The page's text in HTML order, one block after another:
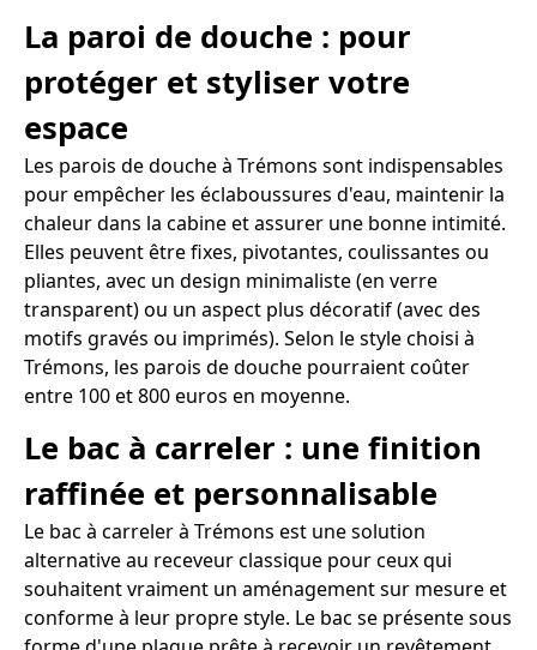
La paroi de douche : pour
protéger et styliser votre
espace
Les parois de douche à Trémons sont indispensables
pour empêcher les éclaboussures d'eau, maintenir la
chaleur dans la cabine et assurer une bonne intimité.
Elles peuvent être fixes, pivotantes, coulissantes ou
pliantes, avec un design minimaliste (en verre
transparent) ou un aspect plus décoratif (avec des
motifs gravés ou imprimés). Selon le style choisi à
Trémons, les parois de douche pourraient coûter
entre 100 et 800 euros en moyenne.
Le bac à carreler : une finition
raffinée et personnalisable
Le bac à carreler à Trémons est une solution
alternative au receveur classique pour ceux qui
souhaitent vraiment un aménagement sur mesure et
conforme à leur propre style. Le bac se présente sous